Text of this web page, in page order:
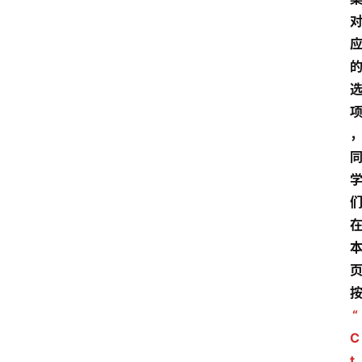
对
应
的
选
项
，
同
学
们
在
本
页
按
“
C